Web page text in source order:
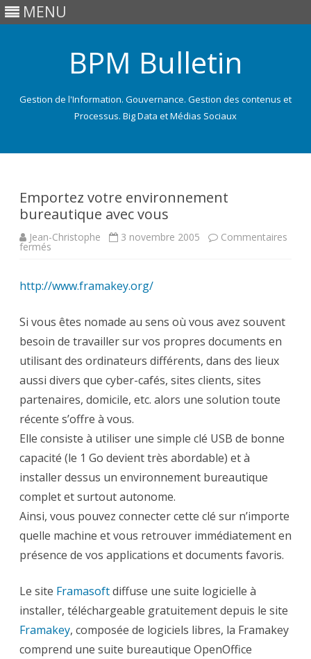
MENU
BPM Bulletin
Gestion de l'Information. Gouvernance. Gestion des contenus et
Processus. Big Data et Médias Sociaux
Emportez votre environnement
bureautique avec vous
Jean-Christophe 3 novembre 2005 Commentaires
fermés
bureautique
avec
http://www.framakey.org/
Si vous êtes nomade au sens où vous avez souvent
besoin de travailler sur vos propres documents en
utilisant des ordinateurs différents, dans des lieux
aussi divers que cyber-cafés, sites clients, sites
partenaires, domicile, etc. alors une solution toute
récente s’offre à vous.
Elle consiste à utiliser une simple clé USB de bonne
capacité (le 1 Go devient très abordable) et à
installer dessus un environnement bureautique
complet et surtout autonome.
Ainsi, vous pouvez connecter cette clé sur n’importe
quelle machine et vous retrouver immédiatement en
présence de vos applications et documents favoris.
Le site Framasoftdiffuse une suite logicielle à
installer, téléchargeable gratuitement depuis le site
Framakey, composée de logiciels libres, la Framakey
comprend une suite bureautique OpenOffice